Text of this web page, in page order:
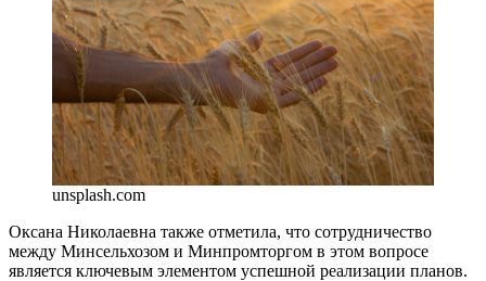
unsplash.com
Оксана Николаевна также отметила, что сотрудничество
между Минсельхозом и Минпромторгом в этом вопросе
является ключевым элементом успешной реализации планов.